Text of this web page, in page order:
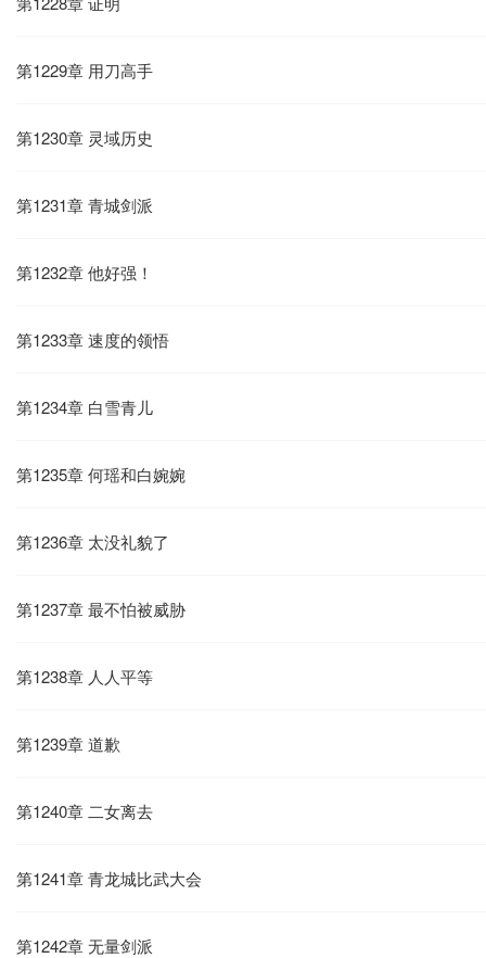
第1229章 用刀高手
第1230章 灵域历史
第1231章 青城剑派
第1232章 他好强！
第1233章 速度的领悟
第1234章 白雪青儿
第1235章 何瑶和白婉婉
第1236章 太没礼貌了
第1237章 最不怕被威胁
第1238章 人人平等
第1239章 道歉
第1240章 二女离去
第1241章 青龙城比武大会
第1242章 无量剑派